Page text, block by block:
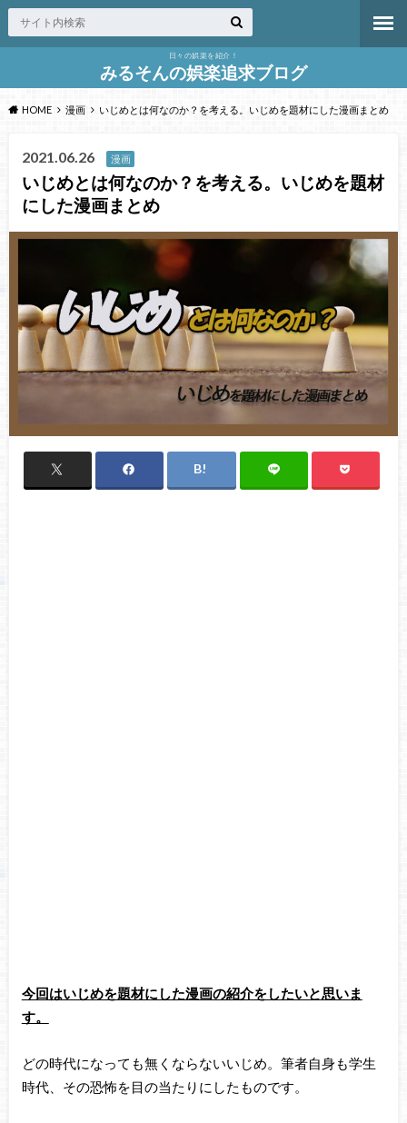
日々の娯楽を紹介！
みるそんの娯楽追求ブログ
HOME 漫画 いじめとは何なのか？を考える。いじめを題材にした漫画まとめ
2021.06.26 漫画
いじめとは何なのか？を考える。いじめを題材
にした漫画まとめ
今回はいじめを題材にした漫画の紹介をしたいと思いま
す。
どの時代になっても無くならないいじめ。筆者自身も学生
時代、その恐怖を目の当たりにしたものです。